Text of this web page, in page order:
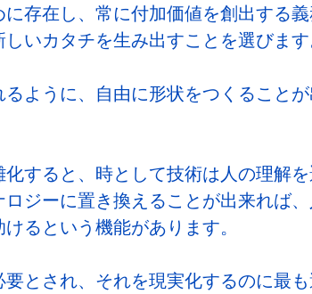
存在し、常に付加価値を創出する義
いカタチを生み出すことを選びます
ように、自由に形状をつくること
すると、時として技術は人の理解を
ジーに置き換えることが出来れば
るという機能があります。
とされ、それを現実化するのに最